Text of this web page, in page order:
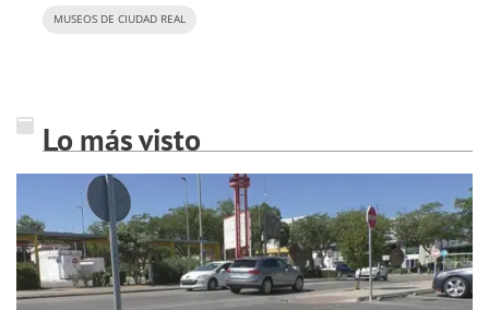
MUSEOS DE CIUDAD REAL
Lo más visto